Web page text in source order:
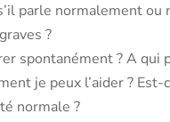
parle normalement ou
?
spontanément ? A qui
je peux l’aider ? Est-
normale ?